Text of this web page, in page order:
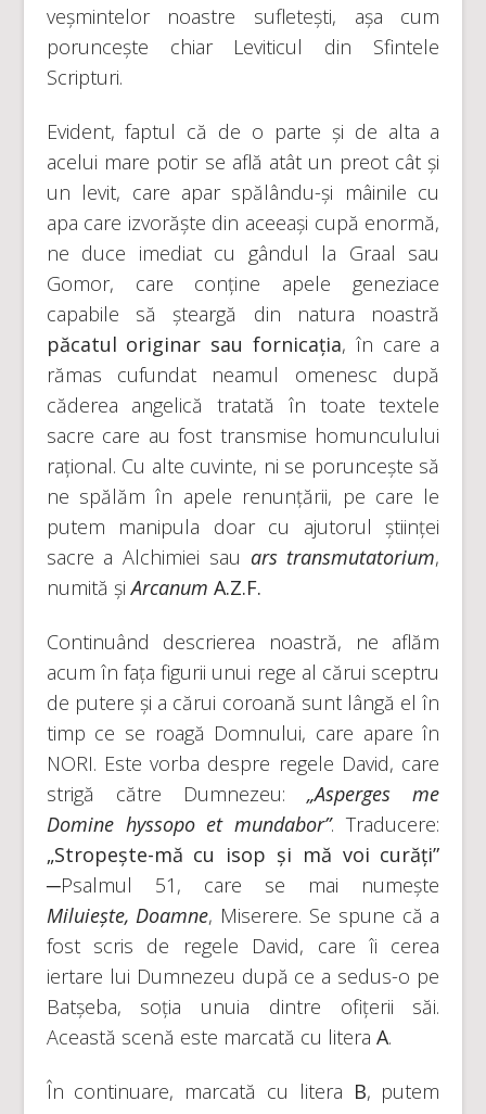
veșmintelor noastre sufletești, așa cum
poruncește chiar Leviticul din Sfintele
Scripturi.
Evident, faptul că de o parte și de alta a
acelui mare potir se află atât un preot cât și
un levit, care apar spălându-și mâinile cu
apa care izvorăște din aceeași cupă enormă,
ne duce imediat cu gândul la Graal sau
Gomor, care conține apele geneziace
capabile să șteargă din natura noastră
păcatul originar sau fornicația, în care a
rămas cufundat neamul omenesc după
căderea angelică tratată în toate textele
sacre care au fost transmise homunculului
rațional. Cu alte cuvinte, ni se poruncește să
ne spălăm în apele renunțării, pe care le
putem manipula doar cu ajutorul științei
sacre a Alchimiei sau ars transmutatorium,
numită șiArcanum A.Z.F.
Continuând descrierea noastră, ne aflăm
acum în fața figurii unui rege al cărui sceptru
de putere și a cărui coroană sunt lângă el în
timp ce se roagă Domnului, care apare în
NORI. Este vorba despre regele David, care
strigă către Dumnezeu:„Asperges me
Domine hyssopo et mundabor”. Traducere:
„Stropește-mă cu isop și mă voi curăți”
─Psalmul 51, care se mai numește
Miluiește, Doamne, Miserere. Se spune că a
fost scris de regele David, care îi cerea
iertare lui Dumnezeu după ce a sedus-o pe
Batșeba, soția unuia dintre ofițerii săi.
Această scenă este marcată cu litera A.
În continuare, marcată cu litera B, putem